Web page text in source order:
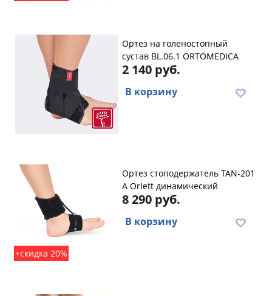
Ортез на голеностопный
сустав BL.06.1 ORTOMEDICA
2 140 руб.
В корзину
+скидка 20%
Ортез стоподержатель TAN-201
A Orlett динамический
8 290 руб.
В корзину